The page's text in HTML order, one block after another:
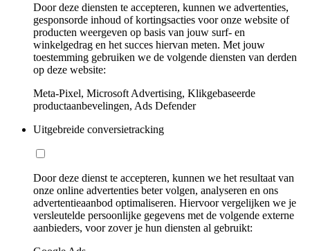
Door deze diensten te accepteren, kunnen we advertenties,
gesponsorde inhoud of kortingsacties voor onze website of
producten weergeven op basis van jouw surf- en
winkelgedrag en het succes hiervan meten. Met jouw
toestemming gebruiken we de volgende diensten van derden
op deze website:
Meta-Pixel, Microsoft Advertising, Klikgebaseerde
productaanbevelingen, Ads Defender
Uitgebreide conversietracking
Door deze dienst te accepteren, kunnen we het resultaat van
onze online advertenties beter volgen, analyseren en ons
advertentieaanbod optimaliseren. Hiervoor vergelijken we je
versleutelde persoonlijke gegevens met de volgende externe
aanbieders, voor zover je hun diensten al gebruikt: